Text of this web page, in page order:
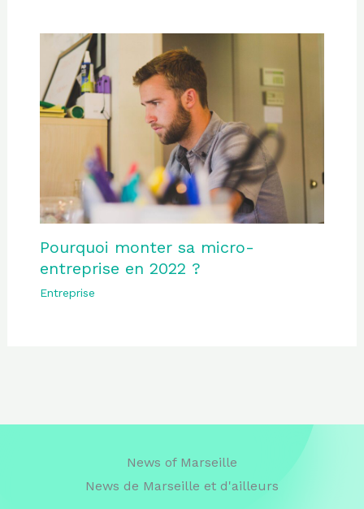
Pourquoi monter sa micro-
entreprise en 2022 ?
Entreprise
News of Marseille
News de Marseille et d'ailleurs